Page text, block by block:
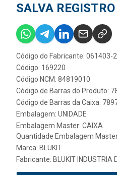
SALVA
Código do Fabricante: 061403-
Código: 169220
Código NCM: 84819010
Código de Barras do Produto:
Código de Barras da Caixa:
Embalagem: UNIDADE
Embalagem Master: CAIXA
Quantidade Embalagem
Marca: BLUKIT
Fabricante: BLUKIT INDUSTRIA